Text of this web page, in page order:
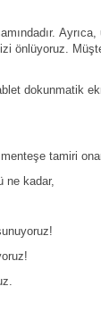
Ayrıca,
önlüyoruz.
dokunmatik
tamiri
ne kadar,